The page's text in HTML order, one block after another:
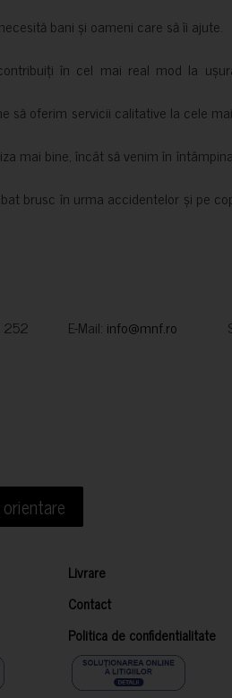
bani și oameni care să îi ajute.
în cel mai real mod la
să oferim servicii calitative la cele
mai bine, încât să venim în
brusc în urma accidentelor și pe
252 E-Mail: info@mnf.ro Str.
Livrare
Contact
Politica de confidentialitate